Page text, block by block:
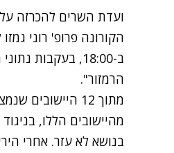
ועדת השרים להכרזה
הרמזור".
מהיישובים הללו,
בנושא לא עזר. אחרי